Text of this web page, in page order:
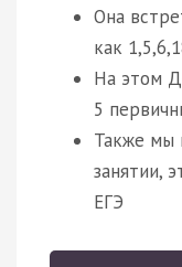
Она
как
На этом
5
Также мы
занятии,
ЕГЭ